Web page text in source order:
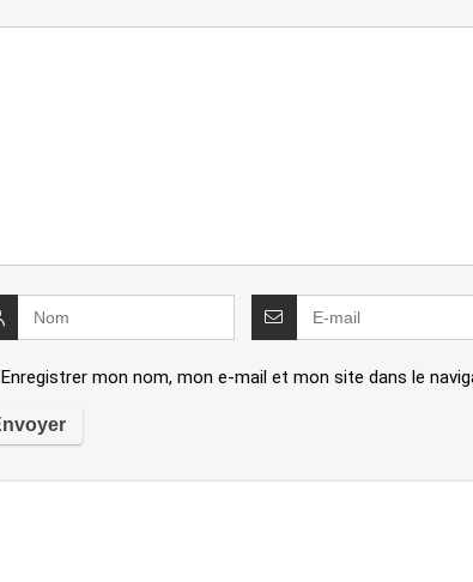
Enregistrer mon nom, mon e-mail et mon site dans le